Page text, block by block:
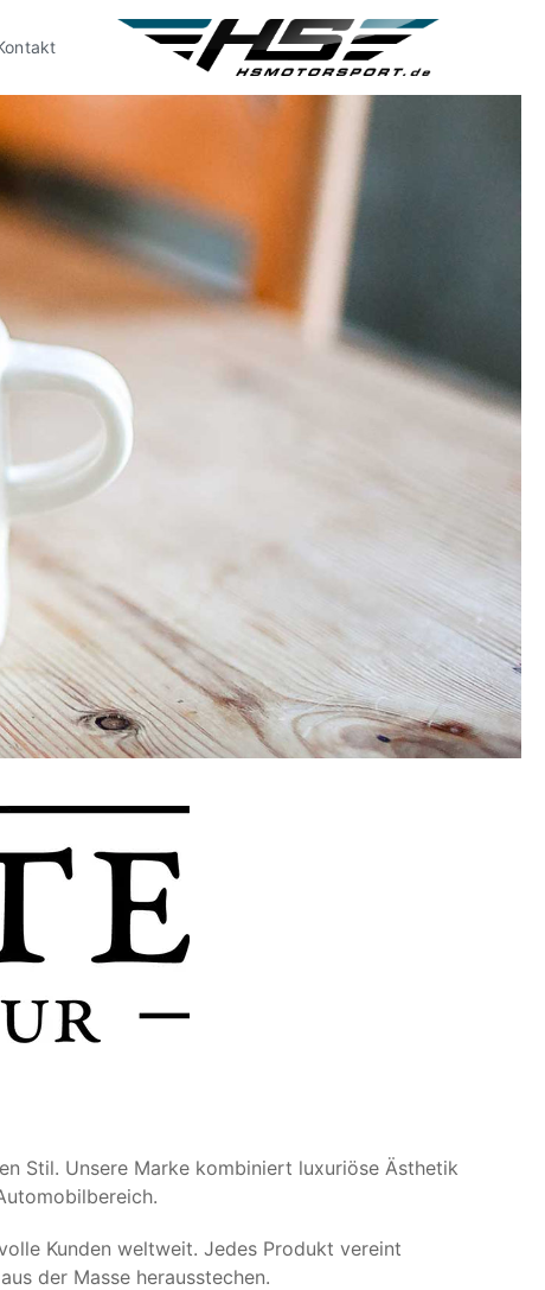
Stil. Unsere Marke kombiniert luxuriöse Ästhetik
Kunden weltweit. Jedes Produkt vereint
der Masse herausstechen.